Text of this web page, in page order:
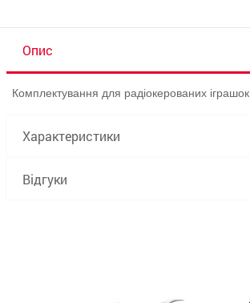
Опис
Комплектування для радіокерованих іграшок
Характеристики
Відгуки